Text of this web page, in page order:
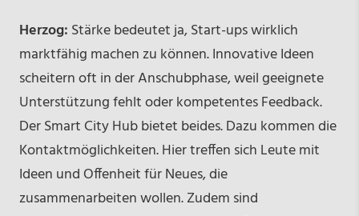
Herzog: Stärke bedeutet ja, Start-ups wirklich
marktfähig machen zu können. Innovative Ideen
scheitern oft in der Anschubphase, weil geeignete
Unterstützung fehlt oder kompetentes Feedback.
Der Smart City Hub bietet beides. Dazu kommen die
Kontaktmöglichkeiten. Hier treffen sich Leute mit
Ideen und Offenheit für Neues, die
zusammenarbeiten wollen. Zudem sind